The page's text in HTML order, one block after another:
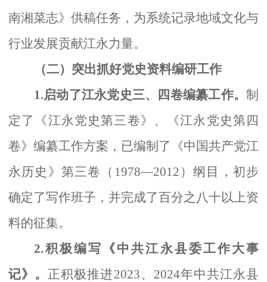
南湘菜志》供稿任务，为系统记录地域文化与
行业发展贡献江永力量。
（二）突出抓好党史资料编研工作
1.启动了江永党史三、四卷编纂工作。 制
定了《江永党史第三卷》、《江永党史第四
卷》编纂工作方案，已编制了《中国共产党江
永历史》第三卷（ 1978—2012）纲目，初步
确定了写作班子，并完成了百分之八十以上资
料的征集。
2.积极编写《中共江永县委工作大事
记》。 正积极推进2023、2024年中共江永县